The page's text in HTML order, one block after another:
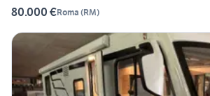
80.000 €Roma (RM)